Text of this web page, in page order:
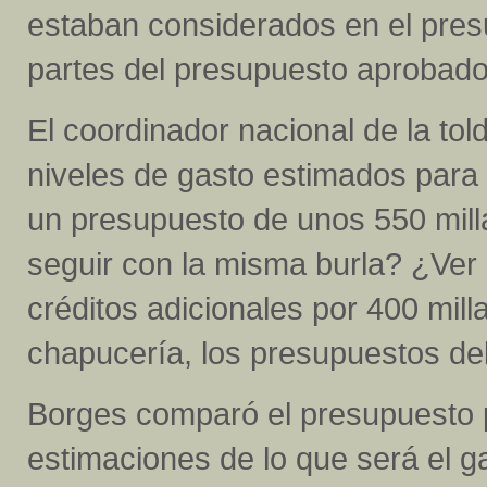
estaban considerados en el
partes del presupuesto
El coordinador nacional de la
niveles de gasto estimados
un presupuesto de unos 550
seguir con la misma burla?
créditos adicionales por 400
chapucería, los presupuestos
Borges comparó el
estimaciones de lo que será el